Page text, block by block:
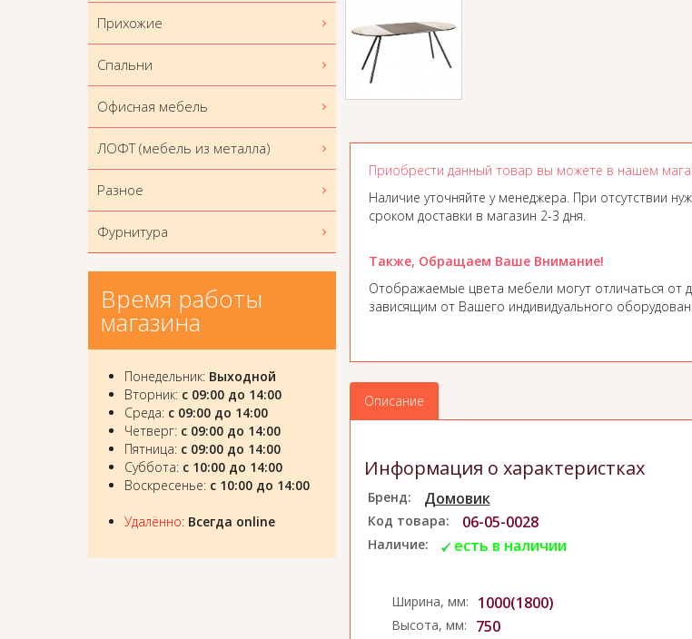
Приобрести данный товар вы можете в нашем
Наличие уточняйте у менеджера. При отсутствии
сроком доставки в магазин 2-3 дня.
Также, Обращаем Ваше Внимание!
Отображаемые цвета мебели могут отличаться от
зависящим от Вашего индивидуального
Описание
Информация о характеристках
Бренд: Домовик
Код товара: 06-05-0028
Наличие: есть в наличии
Ширина, мм: 1000(1800)
Высота, мм: 750
Прихожие
Спальни
Офисная мебель
ЛОФТ (мебель из металла)
Разное
Фурнитура
Время работы
магазина
Понедельник: Выходной
Вторник: с 09:00 до 14:00
Среда: с 09:00 до 14:00
Четверг: с 09:00 до 14:00
Пятница: с 09:00 до 14:00
Суббота: с 10:00 до 14:00
Воскресенье: с 10:00 до 14:00
Удалённо: Всегда online